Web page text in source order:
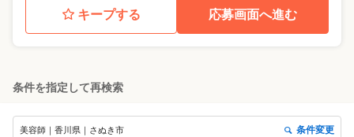
キープする 応募画面へ進む
条件を指定して再検索
美容師｜香川県｜さぬき市 条件変更